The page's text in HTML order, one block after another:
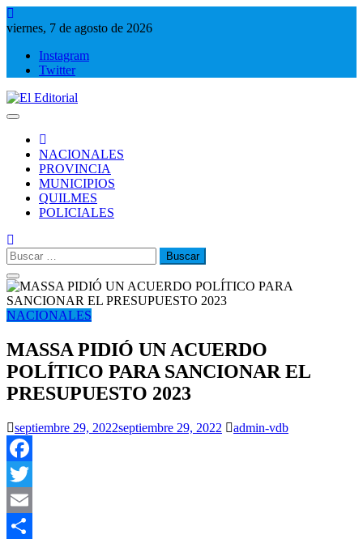
Saltar
al
viernes, 7 de agosto de 2026
Instagram
Twitter
NACIONALES
PROVINCIA
MUNICIPIOS
QUILMES
POLICIALES
Buscar:
NACIONALES
MASSA PIDIÓ UN ACUERDO
POLÍTICO PARA SANCIONAR EL
PRESUPUESTO 2023
septiembre 29, 2022septiembre 29, 2022 admin-vdb
Facebook
Twitter
Email